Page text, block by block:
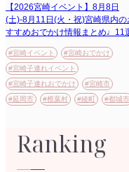
【2026宮崎イベント】8月8日
(土)-8月11日(火・祝)宮崎県内の
すすめおでかけ情報まとめ♩11
#宮崎イベント
#宮崎おでかけ
#宮崎子連れイベント
#宮崎子連れおでかけ
#宮崎市
#延岡市
#椎葉村 #綾町 #都城市
Ranking